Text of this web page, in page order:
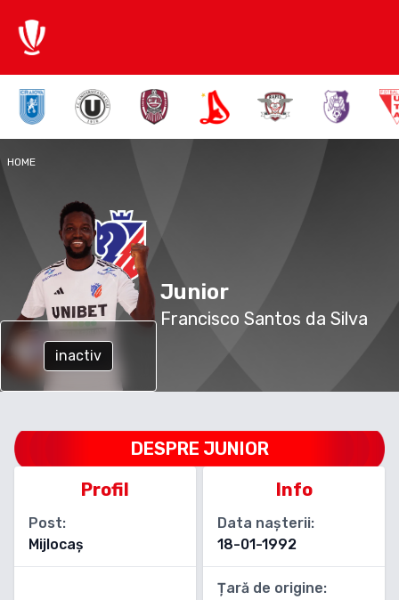
HOME
inactiv
Junior
Francisco Santos da Silva
DESPRE JUNIOR
Profil
Post:
Mijlocaș
Info
Data nașterii:
18-01-1992
Țară de origine: